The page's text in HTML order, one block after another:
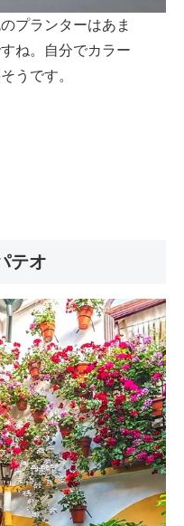
プランターはあま
ね。自分でカラー
うです。
テオ